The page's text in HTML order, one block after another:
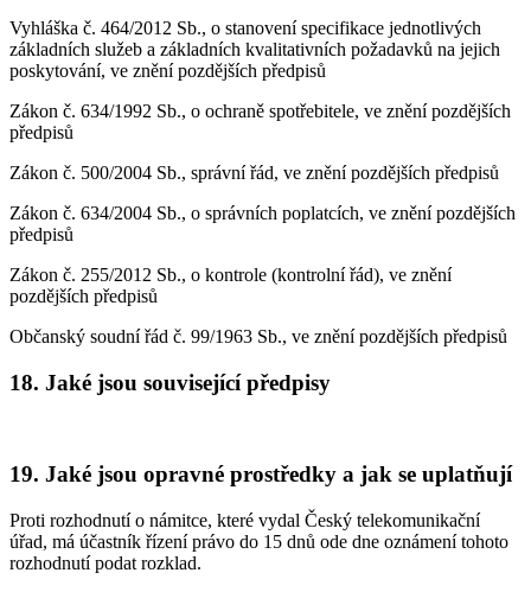
Vyhláška č. 464/2012 Sb., o stanovení specifikace jednotlivých
základních služeb a základních kvalitativních požadavků na jejich
poskytování, ve znění pozdějších předpisů
Zákon č. 634/1992 Sb., o ochraně spotřebitele, ve znění pozdějších
předpisů
Zákon č. 500/2004 Sb., správní řád, ve znění pozdějších předpisů
Zákon č. 634/2004 Sb., o správních poplatcích, ve znění pozdějších
předpisů
Zákon č. 255/2012 Sb., o kontrole (kontrolní řád), ve znění
pozdějších předpisů
Občanský soudní řád č. 99/1963 Sb., ve znění pozdějších předpisů
18. Jaké jsou související předpisy
19. Jaké jsou opravné prostředky a jak se uplatňují
Proti rozhodnutí o námitce, které vydal Český telekomunikační
úřad, má účastník řízení právo do 15 dnů ode dne oznámení tohoto
rozhodnutí podat rozklad.